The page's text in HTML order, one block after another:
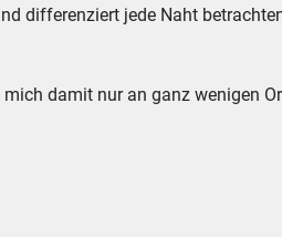
differenziert jede Naht
damit nur an ganz wenigen